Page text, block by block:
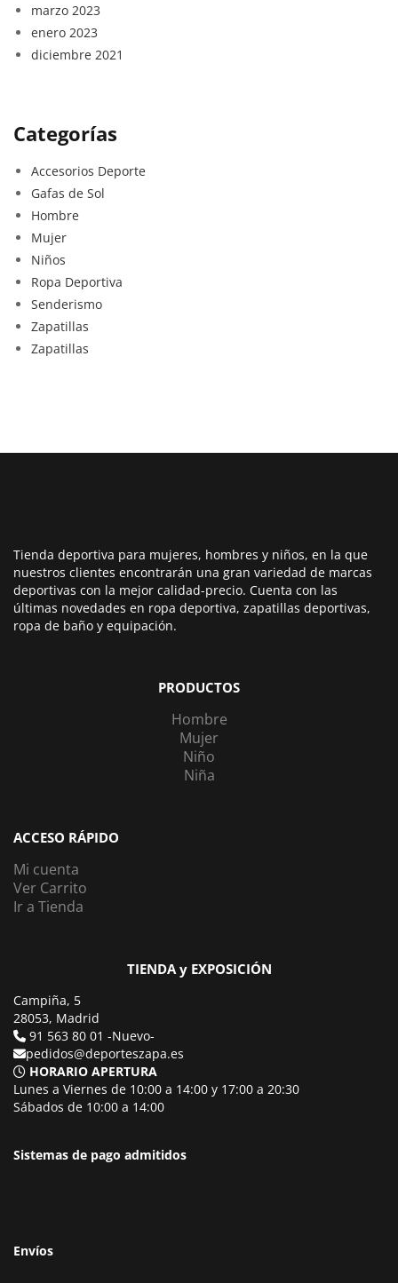
marzo 2023
enero 2023
diciembre 2021
Categorías
Accesorios Deporte
Gafas de Sol
Hombre
Mujer
Niños
Ropa Deportiva
Senderismo
Zapatillas
Zapatillas
Tienda deportiva para mujeres, hombres y niños, en la que
nuestros clientes encontrarán una gran variedad de marcas
deportivas con la mejor calidad-precio. Cuenta con las
últimas novedades en ropa deportiva, zapatillas deportivas,
ropa de baño y equipación.
PRODUCTOS
Hombre
Mujer
Niño
Niña
ACCESO RÁPIDO
Mi cuenta
Ver Carrito
Ir a Tienda
TIENDA y EXPOSICIÓN
Campiña, 5
28053, Madrid
91 563 80 01 -Nuevo-
pedidos@deporteszapa.es
HORARIO APERTURA
Lunes a Viernes de 10:00 a 14:00 y 17:00 a 20:30
Sábados de 10:00 a 14:00
Sistemas de pago admitidos
Envíos